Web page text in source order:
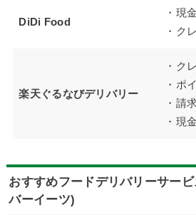
DiDi Food
・現金
・ク
楽天ぐるなびデリバリー
・ク
・ポ
・請
・現金
おすすめフードデリバリーサー
バーイーツ)